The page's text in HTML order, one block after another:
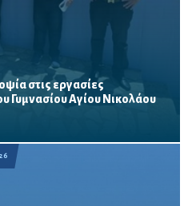
στις εργασίες
Γυμνασίου Αγίου Νικολάου
«Μαριέττα Γιαννάκου»
από τη νέα σχολική χρονιά –
αύλειων και...